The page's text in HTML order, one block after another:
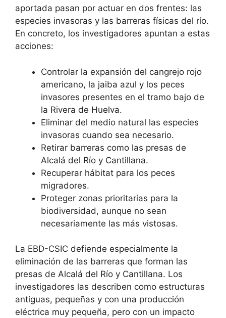
aportada pasan por actuar en dos frentes: las
especies invasoras y las barreras físicas del río.
En concreto, los investigadores apuntan a estas
acciones:
Controlar la expansión del cangrejo rojo
americano, la jaiba azul y los peces
invasores presentes en el tramo bajo de
la Rivera de Huelva.
Eliminar del medio natural las especies
invasoras cuando sea necesario.
Retirar barreras como las presas de
Alcalá del Río y Cantillana.
Recuperar hábitat para los peces
migradores.
Proteger zonas prioritarias para la
biodiversidad, aunque no sean
necesariamente las más vistosas.
La EBD-CSIC defiende especialmente la
eliminación de las barreras que forman las
presas de Alcalá del Río y Cantillana. Los
investigadores las describen como estructuras
antiguas, pequeñas y con una producción
eléctrica muy pequeña, pero con un impacto